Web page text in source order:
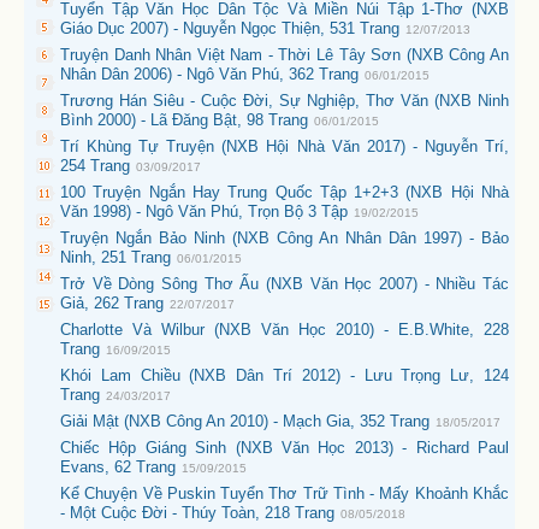
Tuyển Tập Văn Học Dân Tộc Và Miền Núi Tập 1-Thơ (NXB
Giáo Dục 2007) - Nguyễn Ngọc Thiện, 531 Trang 12/07/2013
Truyện Danh Nhân Việt Nam - Thời Lê Tây Sơn (NXB Công An
Nhân Dân 2006) - Ngô Văn Phú, 362 Trang 06/01/2015
Trương Hán Siêu - Cuộc Đời, Sự Nghiệp, Thơ Văn (NXB Ninh
Bình 2000) - Lã Đăng Bật, 98 Trang 06/01/2015
Trí Khùng Tự Truyện (NXB Hội Nhà Văn 2017) - Nguyễn Trí,
254 Trang 03/09/2017
100 Truyện Ngắn Hay Trung Quốc Tập 1+2+3 (NXB Hội Nhà
Văn 1998) - Ngô Văn Phú, Trọn Bộ 3 Tập 19/02/2015
Truyện Ngắn Bảo Ninh (NXB Công An Nhân Dân 1997) - Bảo
Ninh, 251 Trang 06/01/2015
Trở Về Dòng Sông Thơ Ấu (NXB Văn Học 2007) - Nhiều Tác
Giả, 262 Trang 22/07/2017
Charlotte Và Wilbur (NXB Văn Học 2010) - E.B.White, 228
Trang 16/09/2015
Khói Lam Chiều (NXB Dân Trí 2012) - Lưu Trọng Lư, 124
Trang 24/03/2017
Giải Mật (NXB Công An 2010) - Mạch Gia, 352 Trang 18/05/2017
Chiếc Hộp Giáng Sinh (NXB Văn Học 2013) - Richard Paul
Evans, 62 Trang 15/09/2015
Kể Chuyện Về Puskin Tuyển Thơ Trữ Tình - Mấy Khoảnh Khắc
- Một Cuộc Đời - Thúy Toàn, 218 Trang 08/05/2018